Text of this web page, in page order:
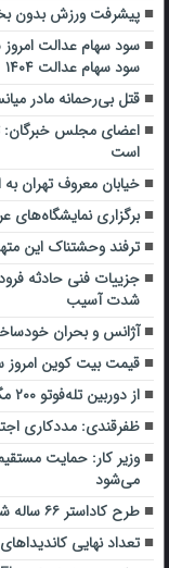
پیشرفت ورزش
سود سهام عدالت ۱۴۰۴
قتل بی‌رحمانه مادر
اعضای مجلس خبرگان:
است
خیابان معروف تهران
برگزاری نمایشگاه‌های
ترفند وحشتناک این
جزییات فنی حادثه
شدت آسیب
آژانس و بحران
قیمت بیت کوین امروز سه‌شنبه ۳۱
از دوربین تله‌فوتو ۲۰۰ مگاپیکسلی شیائومی ۱۵ اولترا چه می‌دانیم؟
ظفرقندی: مددکاری
وزیر کار: حمایت
می‌شود
طرح کاداستر ۶۶ ساله شد!
تعداد نهایی